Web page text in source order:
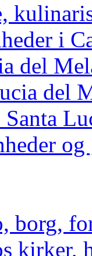
i
del
del
borg,
kirker,